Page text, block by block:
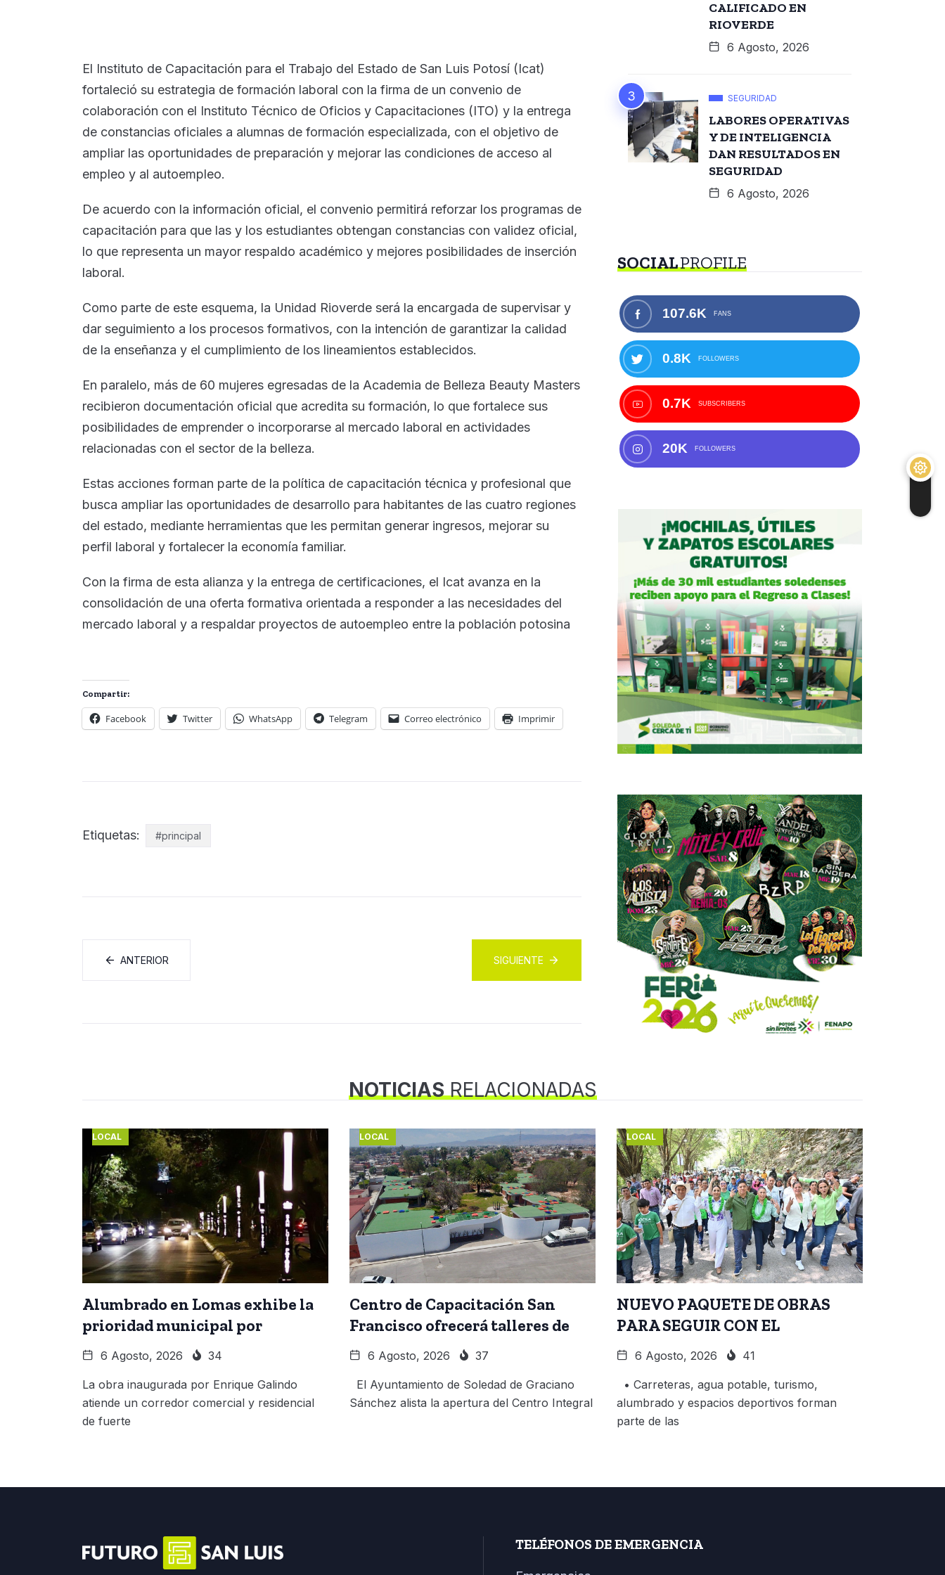
El Instituto de Capacitación para el Trabajo del Estado de San Luis Potosí (Icat)
fortaleció su estrategia de formación laboral con la firma de un convenio de
colaboración con el Instituto Técnico de Oficios y Capacitaciones (ITO) y la entrega
de constancias oficiales a alumnas de formación especializada, con el objetivo de
ampliar las oportunidades de preparación y mejorar las condiciones de acceso al
empleo y al autoempleo.
De acuerdo con la información oficial, el convenio permitirá reforzar los programas de
capacitación para que las y los estudiantes obtengan constancias con validez oficial,
lo que representa un mayor respaldo académico y mejores posibilidades de inserción
laboral.
Como parte de este esquema, la Unidad Rioverde será la encargada de supervisar y
dar seguimiento a los procesos formativos, con la intención de garantizar la calidad
de la enseñanza y el cumplimiento de los lineamientos establecidos.
En paralelo, más de 60 mujeres egresadas de la Academia de Belleza Beauty Masters
recibieron documentación oficial que acredita su formación, lo que fortalece sus
posibilidades de emprender o incorporarse al mercado laboral en actividades
relacionadas con el sector de la belleza.
Estas acciones forman parte de la política de capacitación técnica y profesional que
busca ampliar las oportunidades de desarrollo para habitantes de las cuatro regiones
del estado, mediante herramientas que les permitan generar ingresos, mejorar su
perfil laboral y fortalecer la economía familiar.
Con la firma de esta alianza y la entrega de certificaciones, el Icat avanza en la
consolidación de una oferta formativa orientada a responder a las necesidades del
mercado laboral y a respaldar proyectos de autoempleo entre la población potosina
Compartir:
Facebook Twitter WhatsApp Telegram Correo electrónico Imprimir
Etiquetas: #principal
ANTERIOR SIGUIENTE
CALIFICADO EN
RIOVERDE
6 Agosto, 2026
SEGURIDAD
LABORES OPERATIVAS
Y DE INTELIGENCIA
DAN RESULTADOS EN
SEGURIDAD
6 Agosto, 2026
SOCIALPROFILE
107.6K FANS
0.8K FOLLOWERS
0.7K SUBSCRIBERS
20K FOLLOWERS
NOTICIASRELACIONADAS
LOCAL
Alumbrado en Lomas exhibe la
prioridad municipal por
6 Agosto, 2026 34
La obra inaugurada por Enrique Galindo
atiende un corredor comercial y residencial
de fuerte
LOCAL
Centro de Capacitación San
Francisco ofrecerá talleres de
6 Agosto, 2026 37
El Ayuntamiento de Soledad de Graciano
Sánchez alista la apertura del Centro Integral
LOCAL
NUEVO PAQUETE DE OBRAS
PARA SEGUIR CON EL
6 Agosto, 2026 41
• Carreteras, agua potable, turismo,
alumbrado y espacios deportivos forman
parte de las
TELÉFONOS DE EMERGENCIA